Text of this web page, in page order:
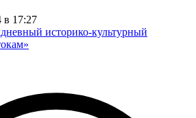
в 17:27
историко-культурный